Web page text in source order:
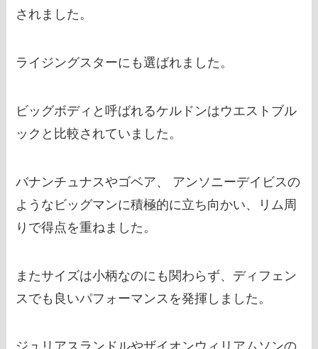
されました。
ライジングスターにも選ばれました。
ビッグボディと呼ばれるケルドンはウエストブル
ックと比較されていました。
バナンチュナスやゴベア、 アンソニーデイビスの
ようなビッグマンに積極的に立ち向かい、リム周
りで得点を重ねました。
またサイズは小柄なのにも関わらず、ディフェン
スでも良いパフォーマンスを発揮しました。